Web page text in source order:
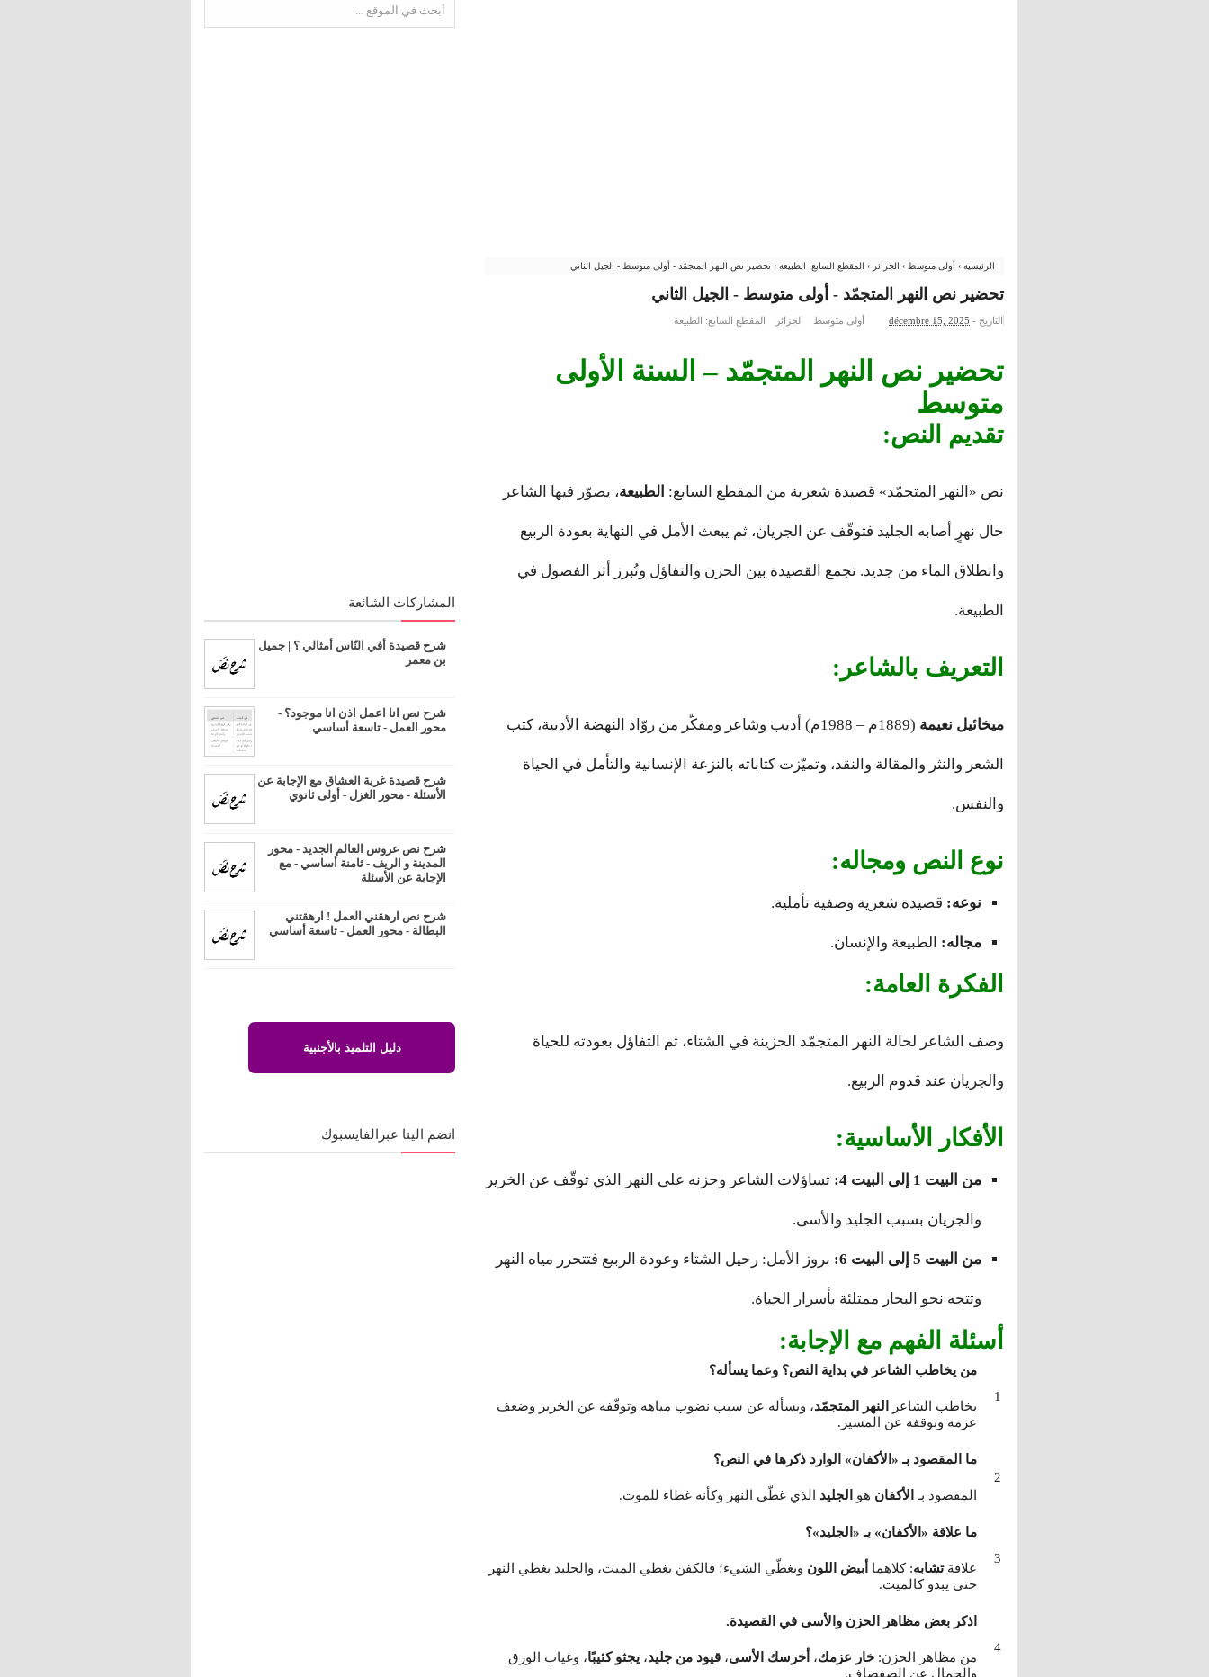
الرئيسية › أولى متوسط › الجزائر › المقطع السابع: الطبيعة › تحضير نص النهر المتجمّد - أولى متوسط - الجيل الثاني
تحضير نص النهر المتجمّد - أولى متوسط - الجيل الثاني
التاريخ - décembre 15, 2025 أولى متوسط الجزائر المقطع السابع: الطبيعة
تحضير نص النهر المتجمّد – السنة الأولى
متوسط
تقديم النص:
نص «النهر المتجمّد» قصيدة شعرية من المقطع السابع: الطبيعة، يصوّر فيها الشاعر
حال نهرٍ أصابه الجليد فتوقّف عن الجريان، ثم يبعث الأمل في النهاية بعودة الربيع
وانطلاق الماء من جديد. تجمع القصيدة بين الحزن والتفاؤل وتُبرز أثر الفصول في
الطبيعة.
التعريف بالشاعر:
ميخائيل نعيمة (1889م – 1988م) أديب وشاعر ومفكّر من روّاد النهضة الأدبية، كتب
الشعر والنثر والمقالة والنقد، وتميّزت كتاباته بالنزعة الإنسانية والتأمل في الحياة
والنفس.
نوع النص ومجاله:
نوعه: قصيدة شعرية وصفية تأملية.
مجاله: الطبيعة والإنسان.
الفكرة العامة:
وصف الشاعر لحالة النهر المتجمّد الحزينة في الشتاء، ثم التفاؤل بعودته للحياة
والجريان عند قدوم الربيع.
الأفكار الأساسية:
من البيت 1 إلى البيت 4: تساؤلات الشاعر وحزنه على النهر الذي توقّف عن الخرير
والجريان بسبب الجليد والأسى.
من البيت 5 إلى البيت 6: بروز الأمل: رحيل الشتاء وعودة الربيع فتتحرر مياه النهر
وتتجه نحو البحار ممتلئة بأسرار الحياة.
أسئلة الفهم مع الإجابة:
من يخاطب الشاعر في بداية النص؟ وعما يسأله؟
يخاطب الشاعر النهر المتجمّد، ويسأله عن سبب نضوب مياهه وتوقّفه عن الخرير وضعف
عزمه وتوقفه عن المسير.
ما المقصود بـ «الأكفان» الوارد ذكرها في النص؟
المقصود بـ الأكفان هو الجليد الذي غطّى النهر وكأنه غطاء للموت.
ما علاقة «الأكفان» بـ «الجليد»؟
علاقةتشابه: كلاهما أبيض اللون ويغطّي الشيء؛ فالكفن يغطي الميت، والجليد يغطي النهر
حتى يبدو كالميت.
اذكر بعض مظاهر الحزن والأسى في القصيدة.
من مظاهر الحزن: خار عزمك، أخرسك الأسى، قيود من جليد، يجثو كئيبًا، وغياب الورق
والجمال عن الصفصاف.
المشاركات الشائعة
شرح قصيدة أفي النّاس أمثالي ؟ | جميل
بن معمر
شرح نص انا اعمل اذن انا موجود؟ -
محور العمل - تاسعة أساسي
شرح قصيدة غربة العشاق مع الإجابة عن
الأسئلة - محور الغزل - أولى ثانوي
شرح نص عروس العالم الجديد - محور
المدينة و الريف - ثامنة أساسي - مع
الإجابة عن الأسئلة
شرح نص ارهقني العمل ! ارهقتني
البطالة - محور العمل - تاسعة أساسي
دليل التلميذ بالأجنبية
انضم الينا عبرالفايسبوك